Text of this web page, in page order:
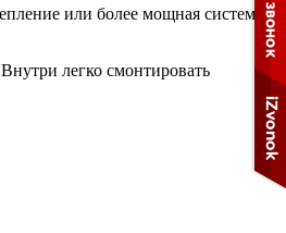
или более мощная система
легко смонтировать